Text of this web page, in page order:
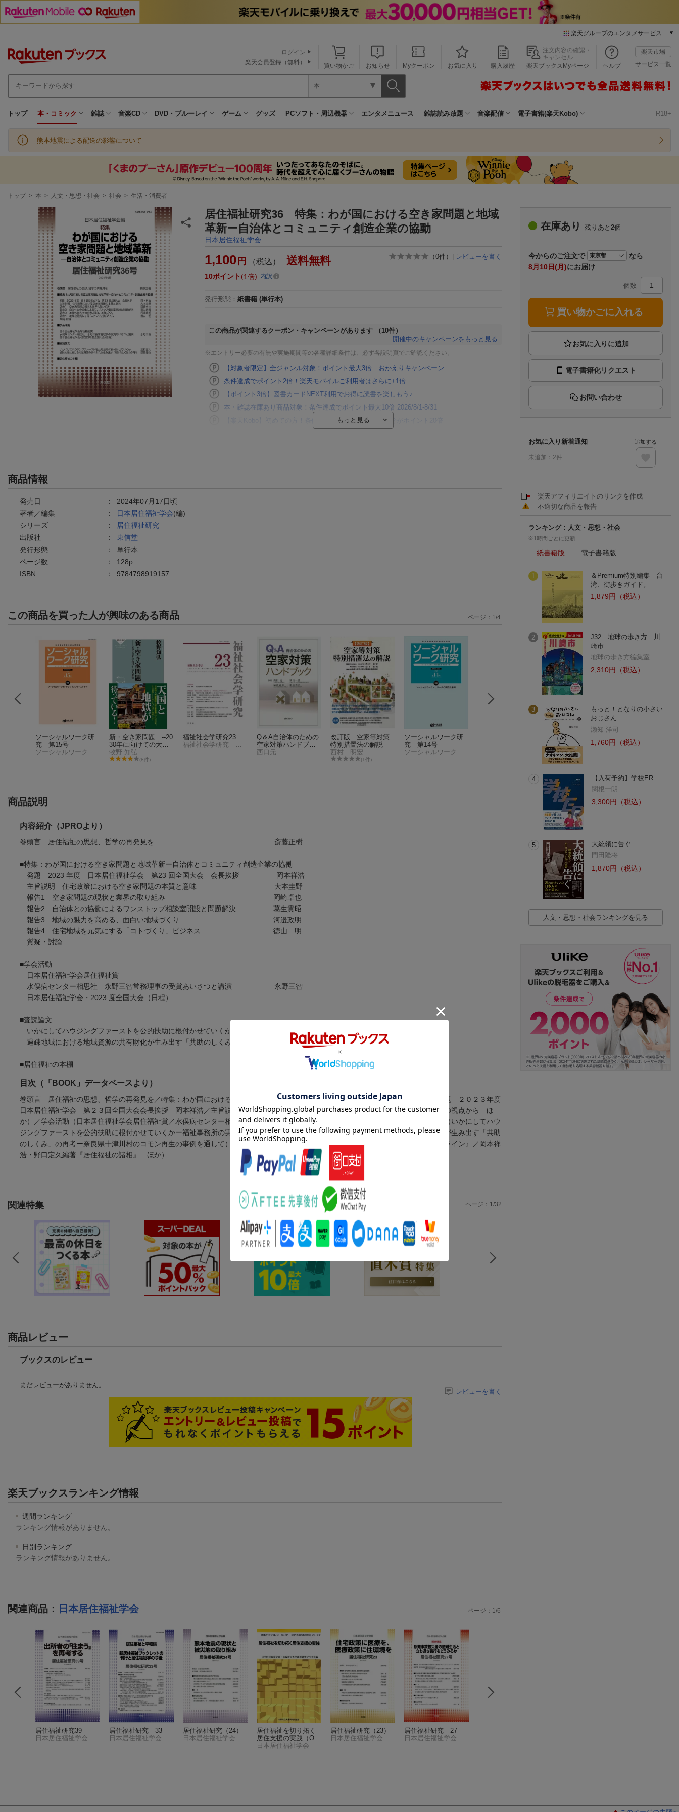
楽天グループのエンタメサービス
本/ゲーム/CD/DVD
楽天ブックス
楽天Kobo
楽天チケット
エンタメニュース
推し楽
買い物かご お知らせ Myクーポン お気に入り 購入履歴
注文内容の確認・
キャンセル
楽天ブックスMyページ
ヘルプ
楽天市場
サービス一覧
ログイン
楽天会員登録（無料）
本
トップ 本・コミック 雑誌 音楽CD DVD・ブルーレイ ゲーム グッズ PCソフト・周辺機器 エンタメニュース 雑誌読み放題 音楽配信 電子書籍(楽天Kobo) R18+
熊本地震による配送の影響について
現
トップ > 本 > 人文・思想・社会 > 社会 > 生活・消費者
居住福祉研究36 特集：わが国における空き家問題と地域
革新ー自治体とコミュニティ創造企業の協動
日本居住福祉学会
（0件） | レビューを書く
1,100 円 （税込） 送料無料
10ポイント 1倍 内訳
発行形態 ： 紙書籍 (単行本)
この商品が関連するクーポン・キャンペーンがあります
（10件）
開催中のキャンペーンをもっと見る
※エントリー必要の有無や実施期間等の各種詳細条件は、必ず各説明頁でご確認ください。
【対象者限定】全ジャンル対象！ポイント最大3倍 おかえりキャンペーン
条件達成でポイント2倍！楽天モバイルご利用者はさらに+1倍
【ポイント3倍】図書カードNEXT利用でお得に読書を楽しもう♪
本・雑誌在庫あり商品対象！条件達成でポイント最大10倍 2026/8/1-8/31
【楽天Kobo】初めての方！条件達成で楽天ブックス購入分がポイント20倍
商品情報
発売日 ： 2024年07月17日頃
著者／編集
： 日本居住福祉学会(編)
シリーズ
：
居住福祉研究
出版社
： 東信堂
発行形態
： 単行本
ページ数
： 128p
ISBN
： 9784798919157
この商品を買った人が興味のある商品
ソーシャルワーク研
究 第15号
新・空き家問題 --20
30年に向けての大変
化
牧野 知弘
(8件)
福祉社会学研究23
Q＆A自治体のための
空家対策ハンドブッ
ク
西口元
改訂版 空家等対策
特別措置法の解説
西村 明宏
(1件)
ソーシャルワーク研
究 第14号
田舎の空き家活用読
本
農文協
究 第13号
ページ： 1 /4
商品説明
内容紹介（JPROより）
巻頭言 居住福祉の思想、哲学の再発見を 斎藤正樹
■特集：わが国における空き家問題と地域革新ー自治体とコミュニティ創造企業の協働
発題 2023 年度 日本居住福祉学会 第23 回全国大会 会長挨拶 岡本祥浩
主旨説明 住宅政策における空き家問題の本質と意味 大本圭野
報告1 空き家問題の現状と業界の取り組み 岡崎卓也
報告2 自治体との協働によるワンストップ相談室開設と問題解決 葛生貴昭
報告3 地域の魅力を高める、面白い地域づくり 河邉政明
報告4 住宅地域を元気にする「コトづくり」ビジネス 徳山 明
質疑・討論
■学会活動
日本居住福祉学会居住福祉賞
水俣病センター相思社 永野三智常務理事の受賞あいさつと講演 永野三智
日本居住福祉学会・2023 度全国大会（日程）
■査読論文
いかにしてハウジングファーストを公的扶助に根付かせていくか 三和直人
過疎地域における地域資源の共有財化が生み出す「共助のしくみ」の再考 堅田知佐
■居住福祉の本棚
目次（「BOOK」データベースより）
巻頭言 居住福祉の思想、哲学の再発見を／特集：わが国における空き家問題と地域革新ー自治体とコミュニティ創造企業の協働（発題 ２０２３年度
日本居住福祉学会 第２３回全国大会会長挨拶 岡本祥浩／主旨説明 住宅政策における空き家問題の本質と意味ー自治体の取り組みの視点から ほ
か）／学会活動（日本居住福祉学会居住福祉賞／水俣病センター相思社 永野三智常務理事の受賞あいさつと講演 ほか）／査読論文（いかにしてハウ
ジングファーストを公的扶助に根付かせていくかー福祉事務所の実態に関するｗｅｂ調査より／過疎地域における地域資源の共有財化が生み出す「共助
のしくみ」の再考ー奈良県十津川村のコモン再生の事例を通して）／居住福祉の本棚（本多信博著『住文化創造ー日本再生へのガイドライン』／岡本祥
浩・野口定久編著『居住福祉の諸相』 ほか）
関連特集 ページ：1/32
商品レビュー
ブックスのレビュー
まだレビューがありません。
レビューを書く
楽天ブックスランキング情報
週間ランキング
ランキング情報がありません。
日別ランキング
ランキング情報がありません。
関連商品 ： 日本居住福祉学会
居住福祉研究39
日本居住福祉学会
居住福祉研究 33
日本居住福祉学会
居住福祉研究（24）
日本居住福祉学会
居住福祉を切り拓く
居住支援の実践 （OM
UPブックレット n
日本居住福祉学会
居住福祉研究（23）
日本居住福祉学会
居住福祉研究 27
日本居住福祉学会
ページ： 1 /6
在庫あり 残りあと 2個
今からのご注文で
なら
8月10日(月)にお届け
個数
買い物かごに入れる
電子書籍化リクエスト
お問い合わせ
お気に入り新着通知
未追加： 2件
追加する
楽天アフィリエイトのリンクを作成
不適切な商品を報告
ランキング：人文・思想・社会
※1時間ごとに更新
紙書籍版 電子書籍版
1
＆Premium特別編集 台
湾、街歩きガイド。
1,879円（税込）
2
J32 地球の歩き方 川
崎市
地球の歩き方編集室
2,310円（税込）
3
もっと！となりの小さい
おじさん
瀬知 洋司
1,760円（税込）
4
【入荷予約】学校ER
関根一朗
3,300円（税込）
5
大統領に告ぐ
門田隆将
1,870円（税込）
人文・思想・社会ランキングを見る